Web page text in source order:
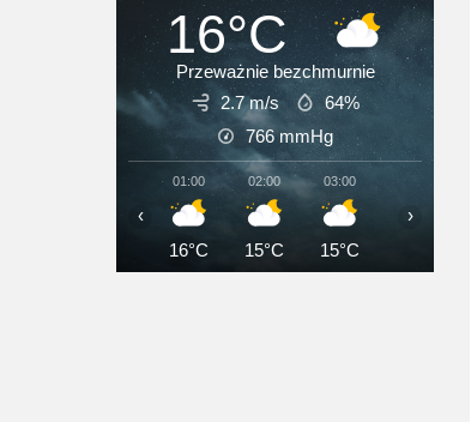
16°C
Przeważnie bezchmurnie
2.7 m/s
64%
766 mmHg
01:00
16°C
02:00
15°C
03:00
15°C
‹ ›